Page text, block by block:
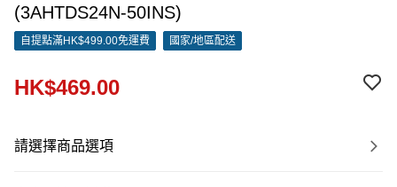
(3AHTDS24N-50INS)
自提點滿HK$499.00免運費 國家/地區配送
HK$469.00
請選擇商品選項